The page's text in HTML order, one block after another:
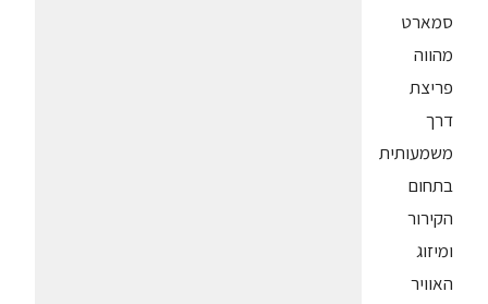
סמארט
מהווה
פריצת
דרך
משמעותית
בתחום
הקירור
ומיזוג
האוויר